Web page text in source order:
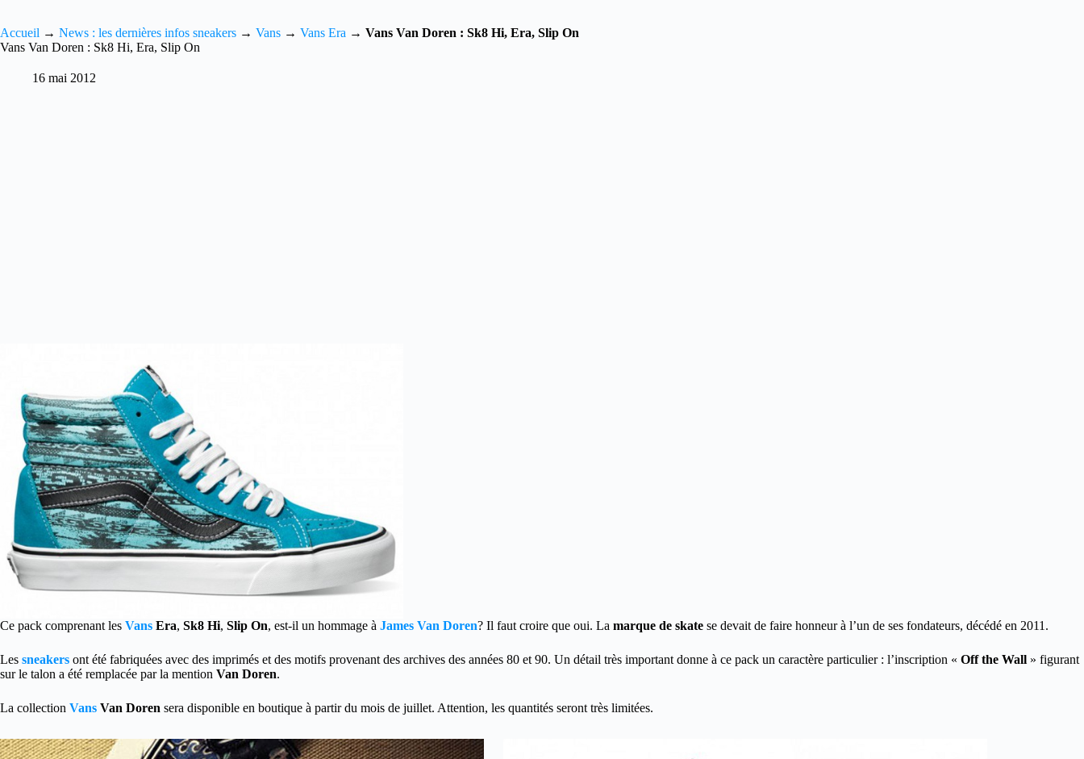
Accueil → News : les dernières infos sneakers → Vans → Vans Era → Vans Van Doren : Sk8 Hi, Era, Slip On
Vans Van Doren : Sk8 Hi, Era, Slip On
16 mai 2012
Ce pack comprenant les Vans Era, Sk8 Hi, Slip On, est-il un hommage à James Van Doren? Il faut croire que oui. La marque de skate se devait de faire honneur à l’un de ses fondateurs, décédé en 2011.
Les sneakers ont été fabriquées avec des imprimés et des motifs provenant des archives des années 80 et 90. Un détail très important donne à ce pack un caractère particulier : l’inscription « Off the Wall » figurant
sur le talon a été remplacée par la mention Van Doren.
La collection Vans Van Doren sera disponible en boutique à partir du mois de juillet. Attention, les quantités seront très limitées.